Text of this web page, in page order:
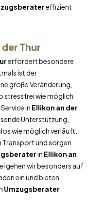
effizient
der Thur
erfordert besondere
ist der
große Veränderung,
stressfrei wie möglich
in Ellikon an der
Unterstützung,
wie möglich verläuft.
Transport und sorgen
in Ellikon an
gehen wir besonders auf
ein und bieten
Umzugsberater